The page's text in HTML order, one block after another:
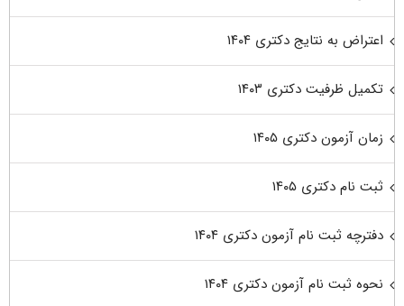
اعتراض به نتایج دکتری ۱۴۰۴
تکمیل ظرفیت دکتری ۱۴۰۳
زمان آزمون دکتری ۱۴۰۵
ثبت نام دکتری ۱۴۰۵
دفترچه ثبت نام آزمون دکتری ۱۴۰۴
نحوه ثبت نام آزمون دکتری ۱۴۰۴